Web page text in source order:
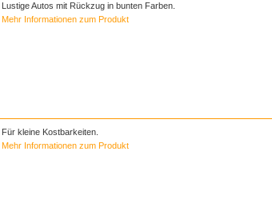
Lustige Autos mit Rückzug in bunten Farben.
Mehr Informationen zum Produkt
Für kleine Kostbarkeiten.
Mehr Informationen zum Produkt